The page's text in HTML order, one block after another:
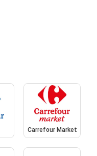
Carrefour Market